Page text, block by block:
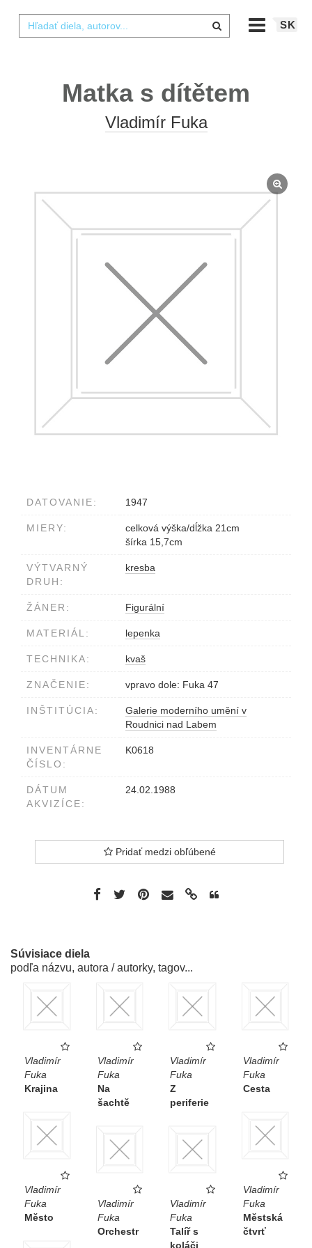
SK
Matka s dítětem
Vladimír Fuka
DATOVANIE: 1947
MIERY:
celková výška/dĺžka 21cm
šírka 15,7cm
VÝTVARNÝ
DRUH:
kresba
ŽÁNER: Figurální
MATERIÁL: lepenka
TECHNIKA: kvaš
ZNAČENIE: vpravo dole: Fuka 47
INŠTITÚCIA:
Galerie moderního umění v
Roudnici nad Labem
INVENTÁRNE
ČÍSLO:
K0618
DÁTUM
AKVIZÍCE:
24.02.1988
Pridať medzi obľúbené
Súvisiace diela
podľa názvu, autora / autorky, tagov...
Vladimír
Fuka
Krajina
Vladimír
Fuka
Na
šachtě
Vladimír
Fuka
Z
periferie
Vladimír
Fuka
Cesta
Vladimír
Fuka
Město
Vladimír
Fuka
Městská
čtvrť
Vladimír
Fuka
Orchestr
Vladimír
Fuka
Talíř s
koláči